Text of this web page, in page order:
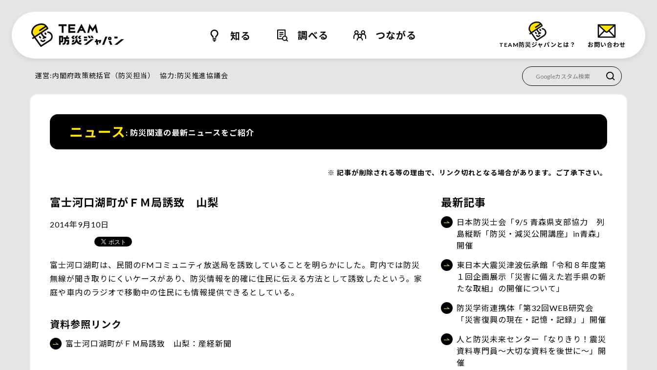
知る 調べる つながる
TEAM防災ジャパンとは？ お問い合わせ
運営 内閣府政策統括官（防災担当） 協力 防災推進協議会
ニュース 防災関連の最新ニュースをご紹介
記事が削除される等の理由で、リンク切れとなる場合があります。ご了承下さい。
富士河口湖町がＦＭ局誘致 山梨
2014年9月10日
富士河口湖町は、民間のFMコミュニティ放送局を誘致していることを明らかにした。町内では防災
無線が聞き取りにくいケースがあり、防災情報を的確に住民に伝える方法として誘致したという。家
庭や車内のラジオで移動中の住民にも情報提供できるとしている。
資料参照リンク
富士河口湖町がＦＭ局誘致 山梨：産経新聞
最新記事
日本防災士会「9/5 青森県支部協力 列
島縦断「防災・減災公開講座」in青森」
開催
東日本大震災津波伝承館「令和８年度第
１回企画展示「災害に備えた岩手県の新
たな取組」の開催について」
防災学術連携体「第32回WEB研究会
「災害復興の現在・記憶・記録」」開催
人と防災未来センター「なりきり！震災
資料専門員～大切な資料を後世に～」開
催